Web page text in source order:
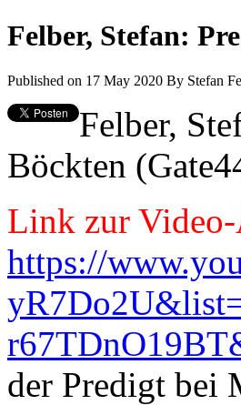
Felber, Stefan:
Published on 17 May 2020 By Stefan
Felber,
Böckten
Link zur
https://
der Predigt bei